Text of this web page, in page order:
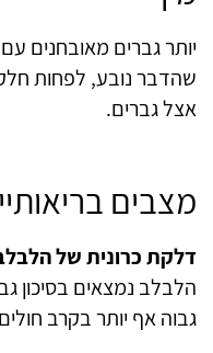
יותר גברים מאובחנים
שהדבר נובע, לפחות
אצל גברים.
מצבים
דלקת כרונית של
הלבלב נמצאים בסיכון
גבוה אף יותר בקרב